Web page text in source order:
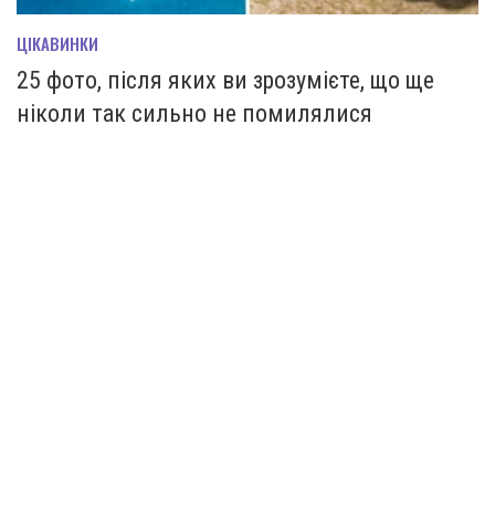
ЦІКАВИНКИ
25 фото, після яких ви зрозумієте, що ще
ніколи так сильно не помилялися